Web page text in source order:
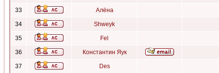
33 Алёна
34 Shweyk
35 Fel
36 Константин Яук
37 Des